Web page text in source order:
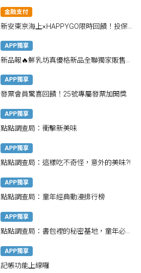
金融支付
新安東京海上×HAPPYGO限時回饋！投保
APP獨享
新品報🔥鮮乳坊真優格新品全聯獨家販售，
APP獨享
發票會員驚喜回饋！25號專屬發票加開獎
APP獨享
點點調查局：衝擊新美味
APP獨享
點點調查局：這樣吃不奇怪，意外的美味?!
APP獨享
點點調查局：童年經典動漫排行榜
APP獨享
點點調查局：書包裡的秘密基地，童年必備
APP獨享
記帳功能上線囉